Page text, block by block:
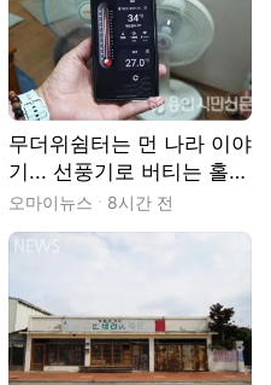
무더위쉼터는 먼 나라 이야
기... 선풍기로 버티는 홀몸
노인들
오마이뉴스 8시간 전